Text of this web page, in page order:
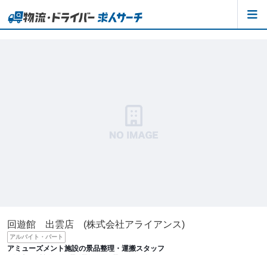
回遊館 出雲店 (株式会社アライアンス)
アルバイト・パート
アミューズメント施設の景品整理・運搬スタッフ